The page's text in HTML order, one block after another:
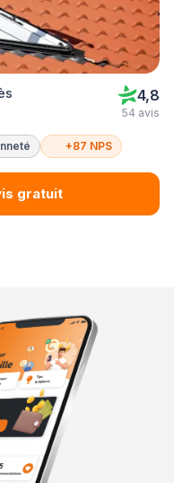
4,8
54 avis
+87 NPS
gratuit